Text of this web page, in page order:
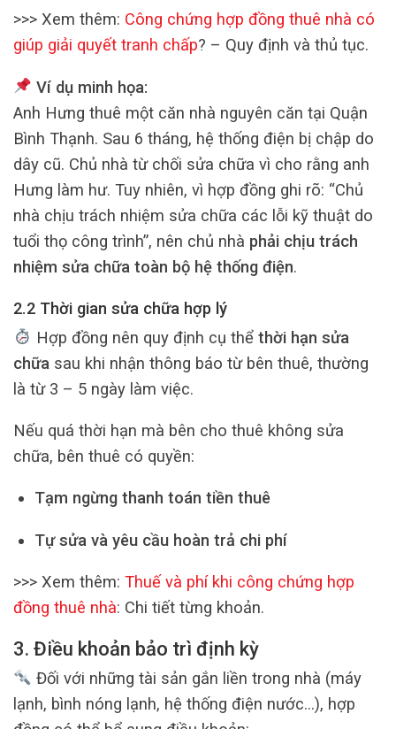
>>> Xem thêm: Công chứng hợp đồng thuê nhà có
giúp giải quyết tranh chấp? – Quy định và thủ tục.
Ví dụ minh họa:
Anh Hưng thuê một căn nhà nguyên căn tại Quận
Bình Thạnh. Sau 6 tháng, hệ thống điện bị chập do
dây cũ. Chủ nhà từ chối sửa chữa vì cho rằng anh
Hưng làm hư. Tuy nhiên, vì hợp đồng ghi rõ: “Chủ
nhà chịu trách nhiệm sửa chữa các lỗi kỹ thuật do
tuổi thọ công trình”, nên chủ nhà phải chịu trách
nhiệm sửa chữa toàn bộ hệ thống điện.
2.2 Thời gian sửa chữa hợp lý
Hợp đồng nên quy định cụ thể thời hạn sửa
chữa sau khi nhận thông báo từ bên thuê, thường
là từ 3 – 5 ngày làm việc.
Nếu quá thời hạn mà bên cho thuê không sửa
chữa, bên thuê có quyền:
Tạm ngừng thanh toán tiền thuê
Tự sửa và yêu cầu hoàn trả chi phí
>>> Xem thêm: Thuế và phí khi công chứng hợp
đồng thuê nhà: Chi tiết từng khoản.
3. Điều khoản bảo trì định kỳ
Đối với những tài sản gắn liền trong nhà (máy
lạnh, bình nóng lạnh, hệ thống điện nước…), hợp